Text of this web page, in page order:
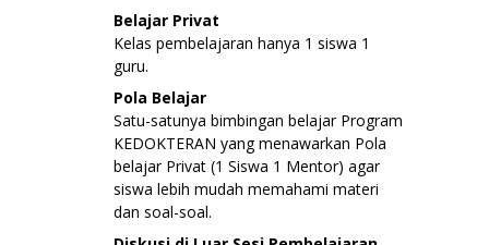
Belajar Privat
Kelas pembelajaran hanya 1 siswa 1
guru.
Pola Belajar
Satu-satunya bimbingan belajar Program
KEDOKTERAN yang menawarkan Pola
belajar Privat (1 Siswa 1 Mentor) agar
siswa lebih mudah memahami materi
dan soal-soal.